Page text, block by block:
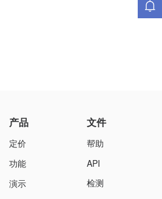
产品
定价
功能
演示
文件
帮助
API
检测